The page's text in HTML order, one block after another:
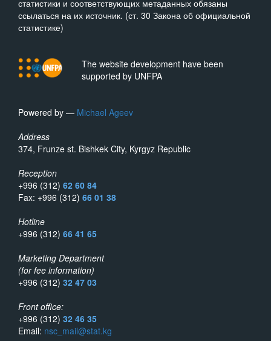
статистики и соответствующих метаданных обязаны
ссылаться на их источник. (ст. 30 Закона об официальной
статистике)
The website development have been
supported by UNFPA
Powered by — Michael Ageev
Address
374, Frunze st. Bishkek City, Kyrgyz Republic
Reception
+996 (312) 62 60 84
Fax: +996 (312) 66 01 38
Hotline
+996 (312) 66 41 65
Marketing Department
(for fee information)
+996 (312) 32 47 03
Front office:
+996 (312) 32 46 35
Email: nsc_mail@stat.kg